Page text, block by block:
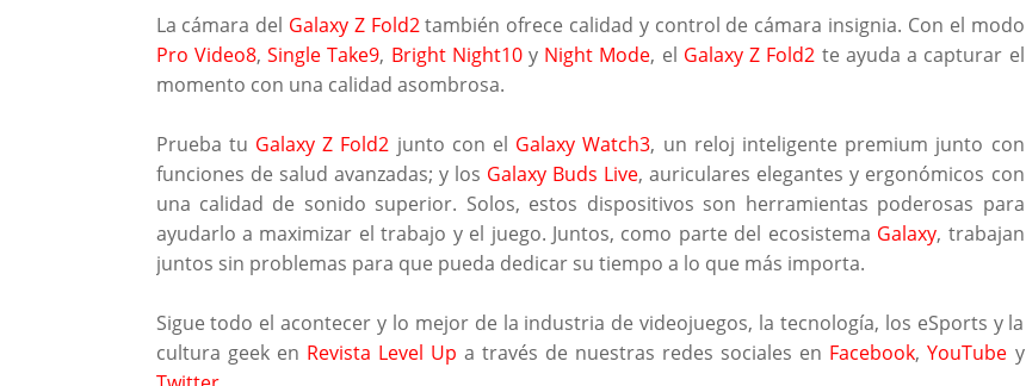
La cámara del Galaxy Z Fold2también ofrece calidad y control de cámara insignia. Con el modo
Pro Video8, Single Take9, Bright Night10y Night Mode, el Galaxy Z Fold2 te ayuda a capturar el
momento con una calidad asombrosa.
Prueba tu Galaxy Z Fold2 junto con el Galaxy Watch3, un reloj inteligente premium junto con
funciones de salud avanzadas; y los Galaxy Buds Live, auriculares elegantes y ergonómicos con
una calidad de sonido superior. Solos, estos dispositivos son herramientas poderosas para
ayudarlo a maximizar el trabajo y el juego. Juntos, como parte del ecosistema Galaxy, trabajan
juntos sin problemas para que pueda dedicar su tiempo a lo que más importa.
Sigue todo el acontecer y lo mejor de la industria de videojuegos, la tecnología, los eSports y la
cultura geek en Revista Level Up a través de nuestras redes sociales en Facebook,YouTube y